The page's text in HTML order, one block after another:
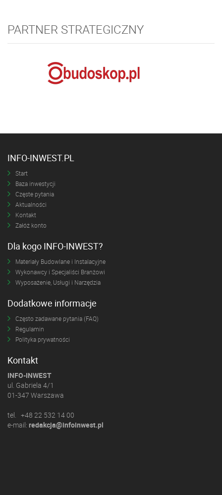
PARTNER STRATEGICZNY
INFO-INWEST.PL
Start
Baza inwestycji
Częste pytania
Aktualności
Kontakt
Załóż konto
Dla kogo INFO-INWEST?
Materiały Budowlane i Instalacyjne
Wykonawcy i Specjaliści Branżowi
Wyposażenie, Usługi i Narzędzia
Dodatkowe informacje
Często zadawane pytania (FAQ)
Regulamin
Polityka prywatności
Kontakt
INFO-INWEST
ul. Gabriela 4/1
01-347 Warszawa
tel. +48 22 532 14 00
e-mail: redakcja@infoinwest.pl